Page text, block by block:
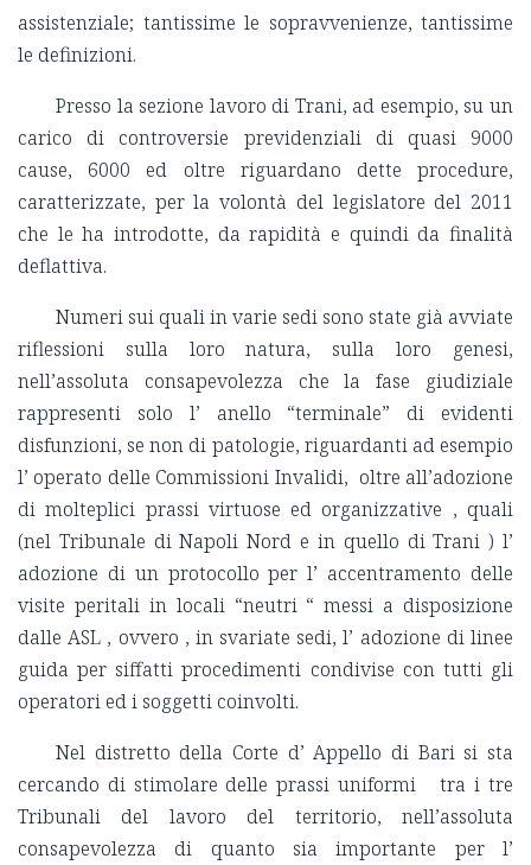
assistenziale; tantissime le sopravvenienze, tantissime
le definizioni.
Presso la sezione lavoro di Trani, ad esempio, su un
carico di controversie previdenziali di quasi 9000
cause, 6000 ed oltre riguardano dette procedure,
caratterizzate, per la volontà del legislatore del 2011
che le ha introdotte, da rapidità e quindi da finalità
deflattiva.
Numeri sui quali in varie sedi sono state già avviate
riflessioni sulla loro natura, sulla loro genesi,
nell’assoluta consapevolezza che la fase giudiziale
rappresenti solo l’ anello “terminale” di evidenti
disfunzioni, se non di patologie, riguardanti ad esempio
l’ operato delle Commissioni Invalidi, oltre all’adozione
di molteplici prassi virtuose ed organizzative , quali
(nel Tribunale di Napoli Nord e in quello di Trani ) l’
adozione di un protocollo per l’ accentramento delle
visite peritali in locali “neutri “ messi a disposizione
dalle ASL , ovvero , in svariate sedi, l’ adozione di linee
guida per siffatti procedimenti condivise con tutti gli
operatori ed i soggetti coinvolti.
Nel distretto della Corte d’ Appello di Bari si sta
cercando di stimolare delle prassi uniformi tra i tre
Tribunali del lavoro del territorio, nell’assoluta
consapevolezza di quanto sia importante per l’